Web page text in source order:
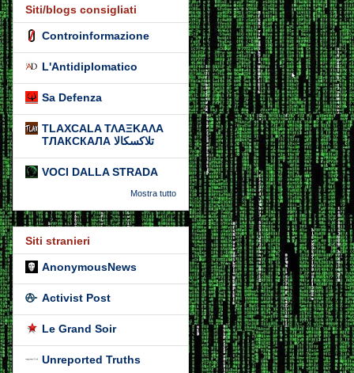
Siti/blogs consigliati
Controinformazione
L'Antidiplomatico
Sa Defenza
TLAXCALA ΤΛΑΞΚΑΛΑ
ТЛАКСКАЛА تلاكسكالا
VOCI DALLA STRADA
Mostra tutto
Siti stranieri
AnonymousNews
Activist Post
Le Grand Soir
Unreported Truths